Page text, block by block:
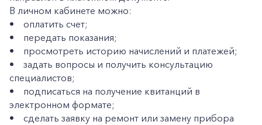
+7-800-700-24-57
Частным клиентам
Корпоративным клиентам
В личном кабинете можно:
• оплатить счет;
• передать показания;
• просмотреть историю начислений и платежей;
• задать вопросы и получить консультацию
специалистов;
• подписаться на получение квитанций в
электронном формате;
• сделать заявку на ремонт или замену прибора